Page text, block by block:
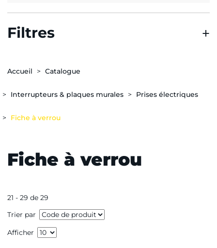
Filtres
Accueil Catalogue
Interrupteurs & plaques murales Prises électriques
Fiche à verrou
Fiche à verrou
21 - 29 de 29
Trier par
Afficher